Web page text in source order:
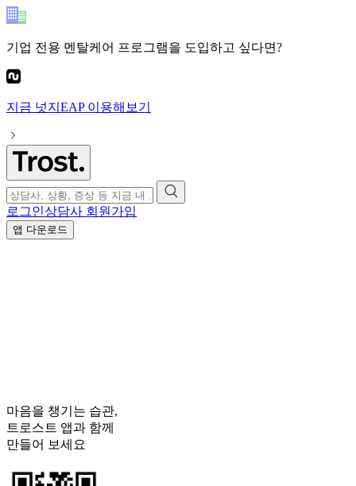
기업 전용 멘탈케어 프로그램을 도입하고 싶다면?
지금 넛지EAP이용해보기
로그인상담사 회원가입
앱 다운로드
마음을 챙기는 습관,
트로스트 앱과 함께
만들어 보세요